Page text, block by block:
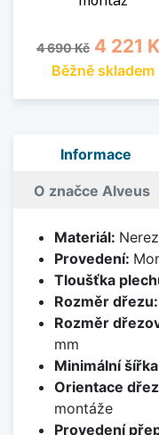
Běžná cena
4 690 Kč Cena
4 221
Běžně skladem
Informace
O značce Alveus
Materiál:
Provedení:
Tloušťka
Rozměr dřezu:
Rozměr
mm
Minimální
Orientace
montáže
Provedení